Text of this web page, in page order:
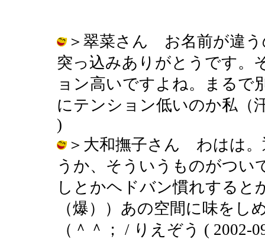
＞翠菜さん お名前が違う
突っ込みありがとうです。
ョン高いですよね。まるで
にテンション低いのか私（
)
＞大和撫子さん わはは。
うか、そういうものがつい
しとかヘドバン慣れすると
（爆））あの空間に味を
（＾＾； / りえぞう ( 2002-